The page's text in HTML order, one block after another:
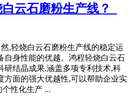
云石磨粉生产线？_
,轻烧白云石磨粉生产线的稳定运
自身性能的优越。鸿程轻烧白云石
研结晶成果,涵盖多项专利技术,科
方面的强大优越性,可以帮助企业实
性化生产 ...